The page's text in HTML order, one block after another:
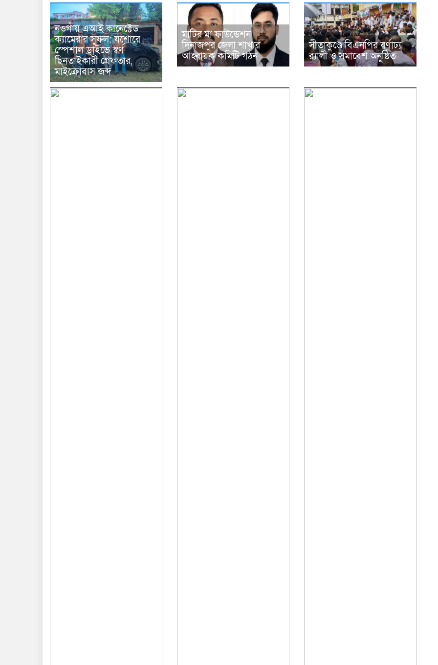
নওগাঁয় এআই কানেক্টেড
ক্যামেরার সুফল: যশোরে
স্পেশাল ড্রাইভে স্বর্ণ
ছিনতাইকারী গ্রেফতার,
মাইক্রোবাস জব্দ
মাটির মা ফাউন্ডেশন
দিনাজপুর জেলা শাখার
আহ্বায়ক কমিটি গঠন
সীতাকুণ্ডে বিএনপির বর্ণাঢ্য
র‍্যালী ও সমাবেশ অনুষ্ঠিত